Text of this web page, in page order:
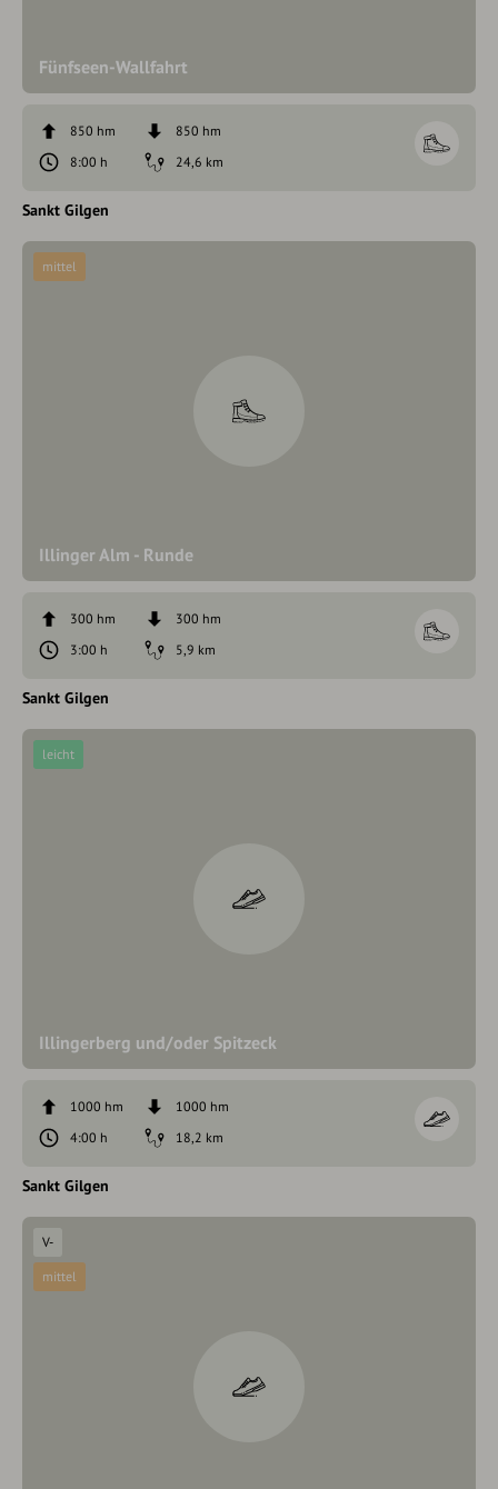
Fünfseen-Wallfahrt
850 hm
850 hm
8:00 h
24,6 km
Sankt Gilgen
Illinger Alm - Runde
mittel
300 hm
300 hm
3:00 h
5,9 km
Sankt Gilgen
Illingerberg und/oder Spitzeck
leicht
1000 hm
1000 hm
4:00 h
18,2 km
Sankt Gilgen
V-
mittel